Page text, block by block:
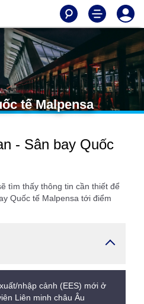
tế Malpensa
- Sân bay Quốc
tìm thấy thông tin cần thiết để
Quốc tế Malpensa tới điểm
nhập cảnh (EES) mới ở
Liên minh châu Âu